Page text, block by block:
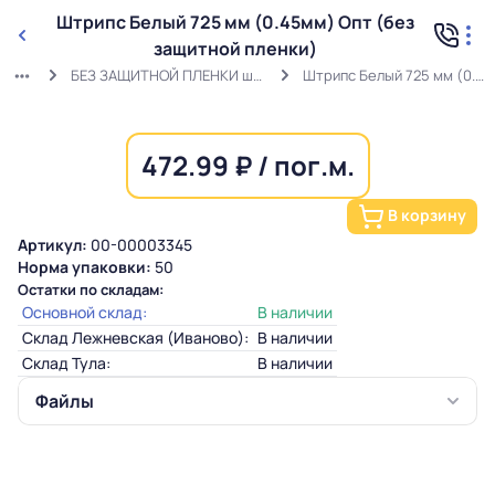
Штрипс Белый 725 мм (0.45мм) Опт (без
защитной пленки)
БЕЗ ЗАЩИТНОЙ ПЛЕНКИ штрипс белый (0,45мм) RAL 9003 ГОСТ Штрипс Белый 725 мм (0.45мм) Опт (без защитной пленки)
472.99 ₽ / пог.м.
В корзину
Артикул: 00-00003345
Норма упаковки: 50
Остатки по складам:
Основной склад:
В наличии
Склад Лежневская (Иваново): В наличии
Склад Тула:
В наличии
Файлы